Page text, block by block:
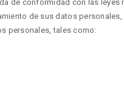
de conformidad con las leyes
de sus datos personales,
personales, tales como: